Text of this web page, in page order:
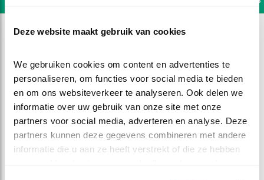
Deze website maakt gebruik van cookies
We gebruiken cookies om content en advertenties te
personaliseren, om functies voor social media te bieden
en om ons websiteverkeer te analyseren. Ook delen we
informatie over uw gebruik van onze site met onze
partners voor social media, adverteren en analyse. Deze
partners kunnen deze gegevens combineren met andere
informatie die u aan ze heeft verstrekt of die ze hebben